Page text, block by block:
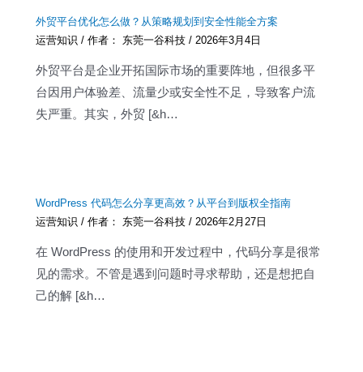
外贸平台优化怎么做？从策略规划到安全性能全方案
运营知识 / 作者： 东莞一谷科技/ 2026年3月4日
外贸平台是企业开拓国际市场的重要阵地，但很多平
台因用户体验差、流量少或安全性不足，导致客户流
失严重。其实，外贸 [&h…
WordPress 代码怎么分享更高效？从平台到版权全指南
运营知识 / 作者： 东莞一谷科技/ 2026年2月27日
在 WordPress 的使用和开发过程中，代码分享是很常
见的需求。不管是遇到问题时寻求帮助，还是想把自
己的解 [&h…